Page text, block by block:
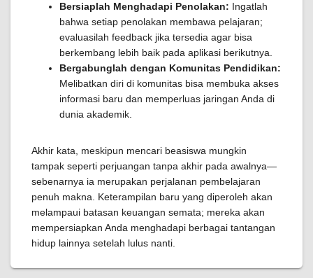
Bersiaplah Menghadapi Penolakan: Ingatlah
bahwa setiap penolakan membawa pelajaran;
evaluasilah feedback jika tersedia agar bisa
berkembang lebih baik pada aplikasi berikutnya.
Bergabunglah dengan Komunitas Pendidikan:
Melibatkan diri di komunitas bisa membuka akses
informasi baru dan memperluas jaringan Anda di
dunia akademik.
Akhir kata, meskipun mencari beasiswa mungkin
tampak seperti perjuangan tanpa akhir pada awalnya—
sebenarnya ia merupakan perjalanan pembelajaran
penuh makna. Keterampilan baru yang diperoleh akan
melampaui batasan keuangan semata; mereka akan
mempersiapkan Anda menghadapi berbagai tantangan
hidup lainnya setelah lulus nanti.